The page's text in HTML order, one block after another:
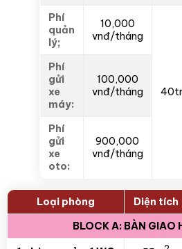
Phí
quản
lý;
10,000
vnđ/tháng
Phí
gửi
xe
máy:
100,000
vnđ/tháng
Phí
gửi
xe
oto:
900,000
vnđ/tháng
Loại phòng Diện tích
BLOCK A: BÀN GIAO